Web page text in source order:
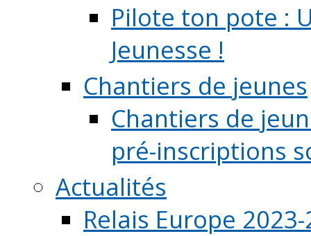
Pilote ton pote :
Jeunesse !
Chantiers de jeunes
Chantiers de
pré-inscriptions
Actualités
Relais Europe